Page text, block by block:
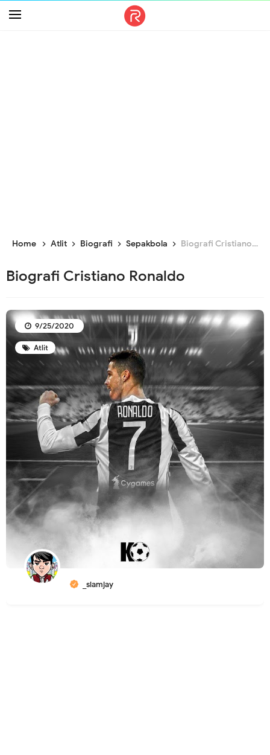
Home Atlit Biografi Sepakbola Biografi Cristiano Ronaldo
Biografi Cristiano Ronaldo
Atlit
_slamjay
9/25/2020